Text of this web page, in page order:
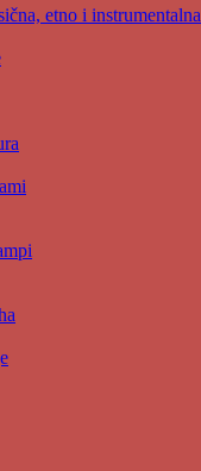
etno i instrumentalna